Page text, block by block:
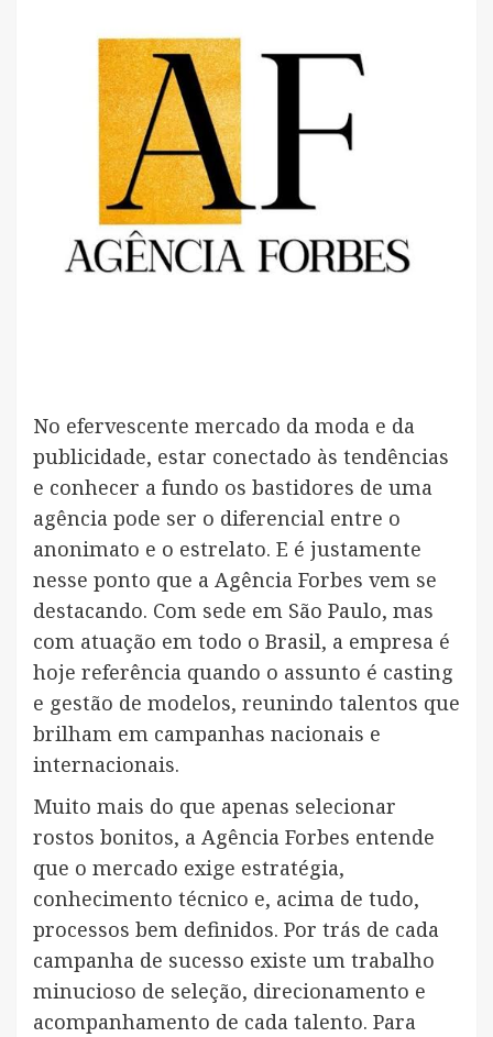
No efervescente mercado da moda e da
publicidade, estar conectado às tendências
e conhecer a fundo os bastidores de uma
agência pode ser o diferencial entre o
anonimato e o estrelato. E é justamente
nesse ponto que a Agência Forbes vem se
destacando. Com sede em São Paulo, mas
com atuação em todo o Brasil, a empresa é
hoje referência quando o assunto é casting
e gestão de modelos, reunindo talentos que
brilham em campanhas nacionais e
internacionais.
Muito mais do que apenas selecionar
rostos bonitos, a Agência Forbes entende
que o mercado exige estratégia,
conhecimento técnico e, acima de tudo,
processos bem definidos. Por trás de cada
campanha de sucesso existe um trabalho
minucioso de seleção, direcionamento e
acompanhamento de cada talento. Para